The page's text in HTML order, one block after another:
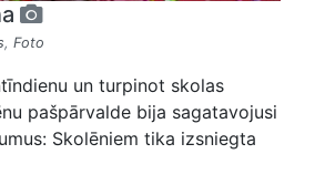
, Foto
un turpinot skolas
pašpārvalde bija sagatavojusi
Skolēniem tika izsniegta